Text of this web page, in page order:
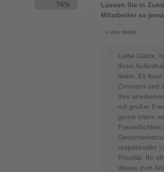
76%
Lassen Sie in
Mitarbeiter so
View details
Liebe Gäste,
Ihren
teilen. Es
Zimmern und
Ihre
mit großer
gerne intern
Freundlichkeit
respektvoller
Priorität. Ihr
dieses zum